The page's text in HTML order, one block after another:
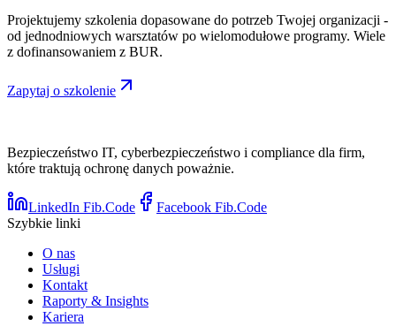
Projektujemy szkolenia dopasowane do potrzeb Twojej organizacji -
od jednodniowych warsztatów po wielomodułowe programy. Wiele
z dofinansowaniem z BUR.
Zapytaj o szkolenie
Bezpieczeństwo IT, cyberbezpieczeństwo i compliance dla firm,
które traktują ochronę danych poważnie.
LinkedIn Fib.Code
Facebook Fib.Code
Szybkie linki
O nas
Usługi
Kontakt
Raporty & Insights
Kariera